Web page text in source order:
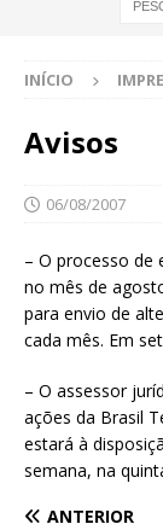
INÍCIO
Avisos
06/08/2007
– O processo de
no mês de
para envio de
cada mês. Em
– O assessor
ações da Brasil
estará à
semana, na
ANTERIOR